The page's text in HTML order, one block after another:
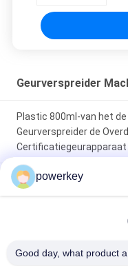
Geurverspreider
Plastic 800ml-van het
Geurverspreider de
Certificatiegeurapparaat
Van de de
Machinestrook de
Verstuivers Elektrische
powerkey
Good day, what product